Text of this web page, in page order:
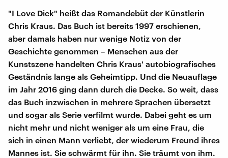
"I Love Dick" heißt das Romandebüt der Künstlerin
Chris Kraus. Das Buch ist bereits 1997 erschienen,
aber damals haben nur wenige Notiz von der
Geschichte genommen – Menschen aus der
Kunstszene handelten Chris Kraus' autobiografisches
Geständnis lange als Geheimtipp. Und die Neuauflage
im Jahr 2016 ging dann durch die Decke. So weit, dass
das Buch inzwischen in mehrere Sprachen übersetzt
und sogar als Serie verfilmt wurde. Dabei geht es um
nicht mehr und nicht weniger als um eine Frau, die
sich in einen Mann verliebt, der wiederum Freund ihres
Mannes ist. Sie schwärmt für ihn. Sie träumt von ihm.